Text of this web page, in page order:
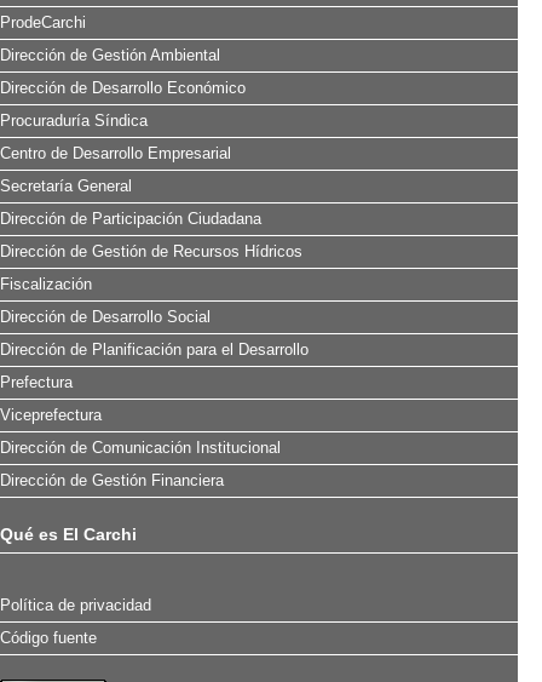
ProdeCarchi
Dirección de Gestión Ambiental
Dirección de Desarrollo Económico
Procuraduría Síndica
Centro de Desarrollo Empresarial
Secretaría General
Dirección de Participación Ciudadana
Dirección de Gestión de Recursos Hídricos
Fiscalización
Dirección de Desarrollo Social
Dirección de Planificación para el Desarrollo
Prefectura
Viceprefectura
Dirección de Comunicación Institucional
Dirección de Gestión Financiera
Qué es El Carchi
Política de privacidad
Código fuente